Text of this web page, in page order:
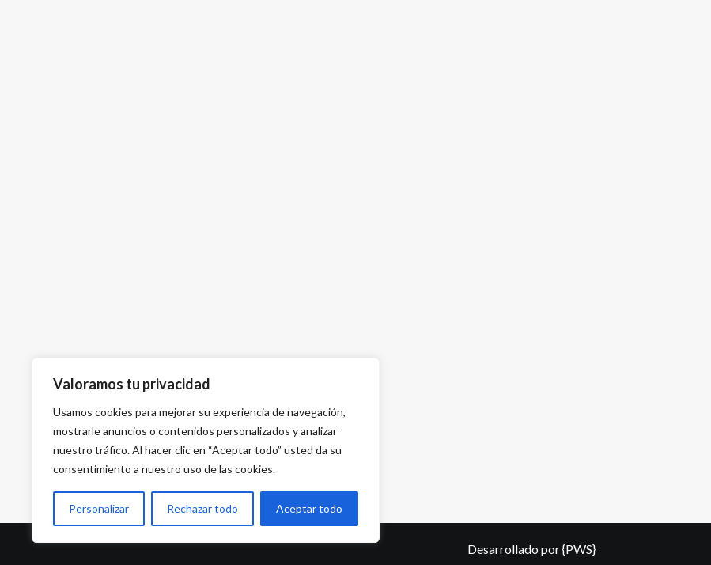
Valoramos tu privacidad
Usamos cookies para mejorar su experiencia de navegación,
mostrarle anuncios o contenidos personalizados y analizar
nuestro tráfico. Al hacer clic en “Aceptar todo” usted da su
consentimiento a nuestro uso de las cookies.
Personalizar Rechazar todo Aceptar todo
Desarrollado por{PWS}